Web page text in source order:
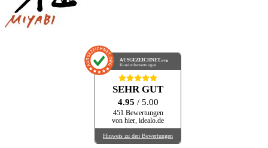
AUSGEZEICHNET.org
Kundenbewertungen
SEHR GUT
4.95 / 5.00
451 Bewertungen
von hier, idealo.de
Hinweis zu den Bewertungen